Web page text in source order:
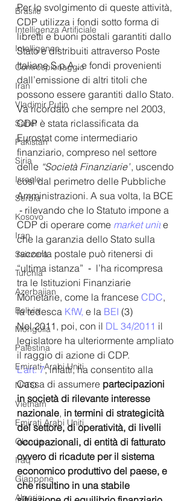
Brasile
Intelligenza Artificiale
Intelligence
Controspionaggio
Iran
Vladimir Putin
Sahel
Pakistan
Siria
Israele
Serbia
Kosovo
Iran
Svizzera
Turchia
Azerbaijan
Bolivia
Mongolia
Palestina
Emirati Arabi Uniti
NATO
Vietnam
Emirati Arabi Uniti
Olanda
Iraq
Giappone
Algeria
Per lo svolgimento di queste attività,
CDP utilizza i fondi sotto forma di
libretti e buoni postali garantiti dallo
Stato e distribuiti attraverso Poste
Italiane S.p.A., e fondi provenienti
dall’emissione di altri titoli che
possono essere garantiti dallo Stato.
Va ricordato che sempre nel 2003,
CDP è stata riclassificata da
Eurostat come intermediario
finanziario, compreso nel settore
delle “Società Finanziarie”, uscendo
così dal perimetro delle Pubbliche
Amministrazioni. A sua volta, la BCE
‐ rilevando che lo Statuto impone a
CDP di operare come market unit e
che la garanzia dello Stato sulla
raccolta postale può ritenersi di
“ultima istanza”  ‐  l’ha ricompresa
tra le Istituzioni Finanziarie
Monetarie, come la francese CDC,
la tedesca KfW, e la BEI (3)
Nel 2011, poi, con il DL 34/2011 il
legislatore ha ulteriormente ampliato
il raggio di azione di CDP.
L’art. 7, infatti, ha consentito alla
Cassa di assumere partecipazioni
in società di rilevante interesse
nazionale, in termini di strategicità
del settore, di operatività, di livelli
occupazionali, di entità di fatturato
ovvero di ricadute per il sistema
economico produttivo del paese, e
che risultino in una stabile